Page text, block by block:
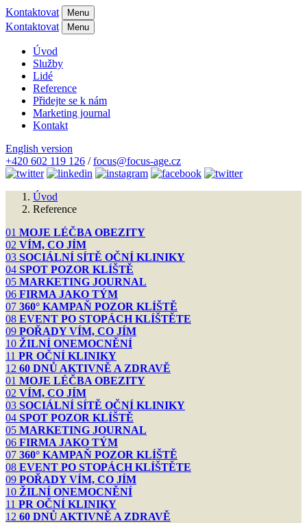
Kontaktovat Menu
Kontaktovat Menu
Úvod
Služby
Lidé
Reference
Přidejte se k nám
Marketing journal
Kontakt
English version
+420 602 119 126 / focus@focus-age.cz
Úvod
Reference
01 MOJE LÉČBA OBEZITY
02 VÍM, CO JÍM
03 SOCIÁLNÍ SÍTĚ OČNÍ KLINIKY
04 SPOT POZOR KLÍŠTĚ
05 MARKETING JOURNAL
06 FIRMA JAKO TÝM
07 360° KAMPAŇ POZOR KLÍŠTĚ
08 EVENT PO STOPÁCH KLÍŠTĚTE
09 POŘADY VÍM, CO JÍM
10 ŽILNÍ ONEMOCNĚNÍ
11 PR OČNÍ KLINIKY
12 60 DNŮ AKTIVNĚ A ZDRAVĚ
01 MOJE LÉČBA OBEZITY
02 VÍM, CO JÍM
03 SOCIÁLNÍ SÍTĚ OČNÍ KLINIKY
04 SPOT POZOR KLÍŠTĚ
05 MARKETING JOURNAL
06 FIRMA JAKO TÝM
07 360° KAMPAŇ POZOR KLÍŠTĚ
08 EVENT PO STOPÁCH KLÍŠTĚTE
09 POŘADY VÍM, CO JÍM
10 ŽILNÍ ONEMOCNĚNÍ
11 PR OČNÍ KLINIKY
12 60 DNŮ AKTIVNĚ A ZDRAVĚ